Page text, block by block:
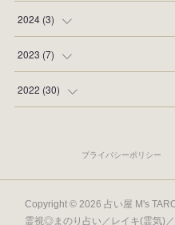
( )
2024 (3)
( )
(1
2023 (7)
(1
2022 (30)
プライバシーポリシー
Copyright © 2026 占い屋 M's
霊視◎まのり占い／レイキ(霊気)